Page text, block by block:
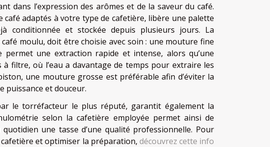
dans l’expression des arômes et de la saveur du café.
adaptés à votre type de cafetière, libère une palette
conditionnée et stockée depuis plusieurs jours. La
moulu, doit être choisie avec soin : une mouture fine
une extraction rapide et intense, alors qu’une
filtre, où l’eau a davantage de temps pour extraire les
une mouture grosse est préférable afin d’éviter la
puissance et douceur.
le torréfacteur le plus réputé, garantit également la
selon la cafetière employée permet ainsi de
une tasse d’une qualité professionnelle. Pour
et optimiser la préparation, découvrez cette info